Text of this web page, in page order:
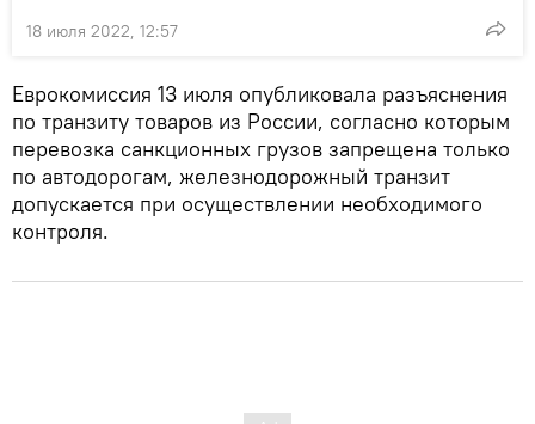
18 июля 2022, 12:57
Еврокомиссия 13 июля опубликовала разъяснения
по транзиту товаров из России, согласно которым
перевозка санкционных грузов запрещена только
по автодорогам, железнодорожный транзит
допускается при осуществлении необходимого
контроля.